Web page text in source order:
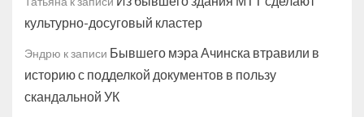
культурно-досуговый кластер
Эндрю к записи Бывшего мэра Ачинска втравили в
историю с подделкой документов в пользу
скандальной УК